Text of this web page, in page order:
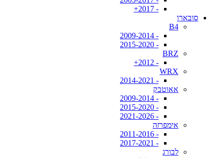
- 2017+
סובארו
B4
- 2009-2014
- 2015-2020
BRZ
- 2012+
WRX
- 2014-2021
אאוטבק
- 2009-2014
- 2015-2020
- 2021-2026
אימפרזה
- 2011-2016
- 2017-2021
לבורג